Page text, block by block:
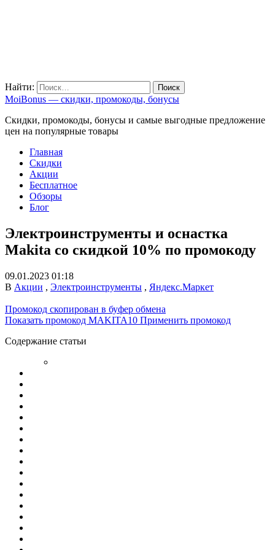
Найти:
MoiBonus — скидки, промокоды, бонусы
Скидки, промокоды, бонусы и самые выгодные предложение
цен на популярные товары
Главная
Скидки
Акции
Бесплатное
Обзоры
Блог
Электроинструменты и оснастка
Makita со скидкой 10% по промокоду
09.01.2023 01:18
В Акции , Электроинструменты , Яндекс.Маркет
Промокод скопирован в буфер обмена
Показать промокод MAKITA10 Применить промокод
Содержание статьи